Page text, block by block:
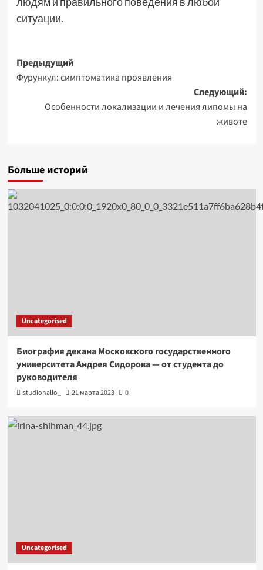
ситуации.
Навигация
записи
Предыдущий
Фурункул: симптоматика проявления
Следующий:
Особенности локализации и лечения липомы на
животе
Больше историй
Uncategorised
Биография декана Московского государственного
университета Андрея Сидорова — от студента до
руководителя
studiohallo_ 21 марта 2023 0
Uncategorised